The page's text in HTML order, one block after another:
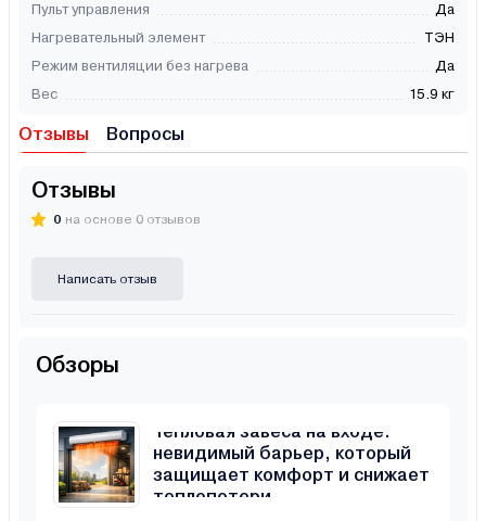
Пульт управления
Да
Нагревательный элемент
ТЭН
Режим вентиляции без нагрева
Да
Вес
15.9 кг
Отзывы Вопросы
Отзывы
0 на основе 0 отзывов
Написать отзыв
Обзоры
Тепловая завеса на входе:
невидимый барьер, который
защищает комфорт и снижает
теплопотери